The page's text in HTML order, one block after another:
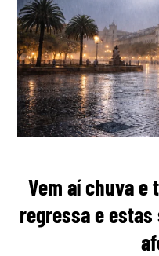
Vem aí chuva e
regressa e